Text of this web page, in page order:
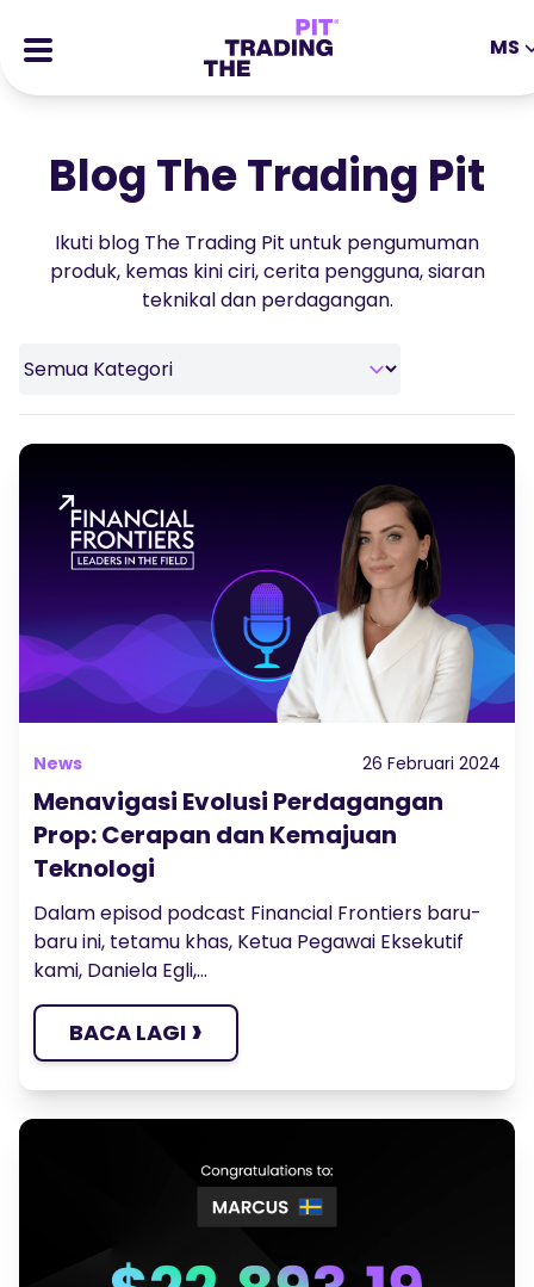
Futures
Kisah Kejayaan
Tools
EDUCATIONAL TOOLS
Blog
Webinar
Audio Siar
TRADING TOOLS
KALENDAR EKONOMI GLOBAL
Jam Cuti Pasaran
About
Portal Ahli Gabungan
Daftar
MS
DE
ES
IT
JA
TR
VI
Blog The Trading Pit
Ikuti blog The Trading Pit untuk pengumuman
produk, kemas kini ciri, cerita pengguna, siaran
teknikal dan perdagangan.
News 26 Februari 2024
Menavigasi Evolusi Perdagangan
Prop: Cerapan dan Kemajuan
Teknologi
Dalam episod podcast Financial Frontiers baru-
baru ini, tetamu khas, Ketua Pegawai Eksekutif
kami, Daniela Egli,...
BACA LAGI ›